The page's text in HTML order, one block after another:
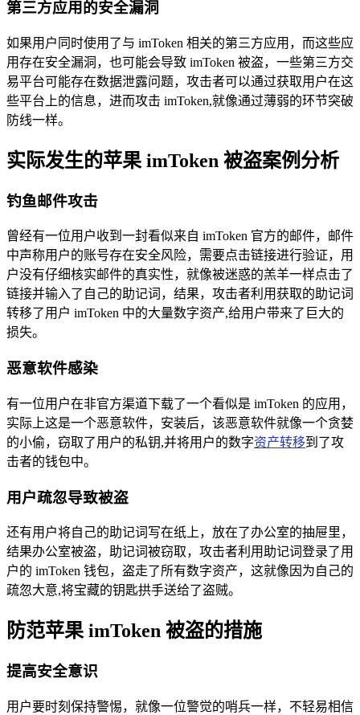
第三方应用的安全漏洞
如果用户同时使用了与 imToken 相关的第三方应用，而这些应
用存在安全漏洞，也可能会导致 imToken 被盗，一些第三方交
易平台可能存在数据泄露问题，攻击者可以通过获取用户在这
些平台上的信息，进而攻击 imToken,就像通过薄弱的环节突破
防线一样。
实际发生的苹果 imToken 被盗案例分析
钓鱼邮件攻击
曾经有一位用户收到一封看似来自 imToken 官方的邮件，邮件
中声称用户的账号存在安全风险，需要点击链接进行验证，用
户没有仔细核实邮件的真实性，就像被迷惑的羔羊一样点击了
链接并输入了自己的助记词，结果，攻击者利用获取的助记词
转移了用户 imToken 中的大量数字资产,给用户带来了巨大的
损失。
恶意软件感染
有一位用户在非官方渠道下载了一个看似是 imToken 的应用，
实际上这是一个恶意软件，安装后，该恶意软件就像一个贪婪
的小偷，窃取了用户的私钥,并将用户的数字资产转移到了攻
击者的钱包中。
用户疏忽导致被盗
还有用户将自己的助记词写在纸上，放在了办公室的抽屉里，
结果办公室被盗，助记词被窃取，攻击者利用助记词登录了用
户的 imToken 钱包，盗走了所有数字资产，这就像因为自己的
疏忽大意,将宝藏的钥匙拱手送给了盗贼。
防范苹果 imToken 被盗的措施
提高安全意识
用户要时刻保持警惕，就像一位警觉的哨兵一样，不轻易相信